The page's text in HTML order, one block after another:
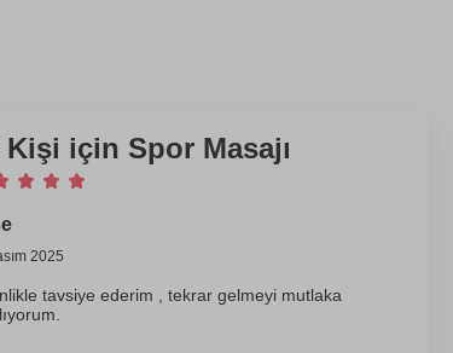
için Spor Masajı
2025
tavsiye ederim , tekrar gelmeyi mutlaka